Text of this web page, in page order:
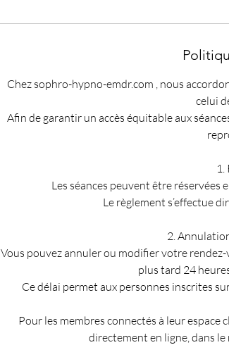
Chez sophro-hypno-emdr.com , nous
celui
Afin de garantir un accès équitable aux
1.
Les séances peuvent être réservées
Le règlement s’effectue
2.
Vous pouvez annuler ou modifier votre
plus tard 24
Ce délai permet aux personnes inscrites
Pour les membres connectés à leur
directement en ligne, dans le